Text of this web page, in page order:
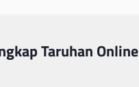
Taruhan Online